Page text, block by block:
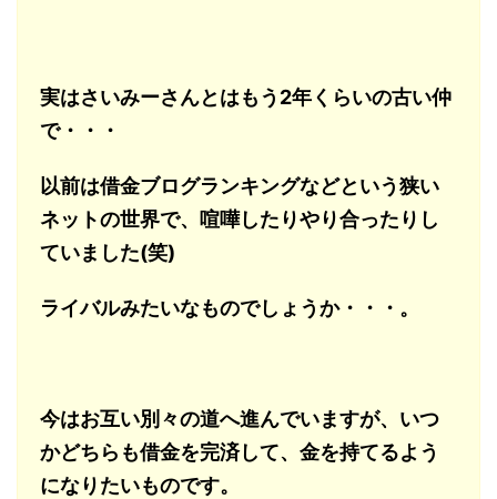
実はさいみーさんとはもう2年くらいの古い仲
で・・・
以前は借金ブログランキングなどという狭い
ネットの世界で、喧嘩したりやり合ったりし
ていました(笑)
ライバルみたいなものでしょうか・・・。
今はお互い別々の道へ進んでいますが、いつ
かどちらも借金を完済して、金を持てるよう
になりたいものです。